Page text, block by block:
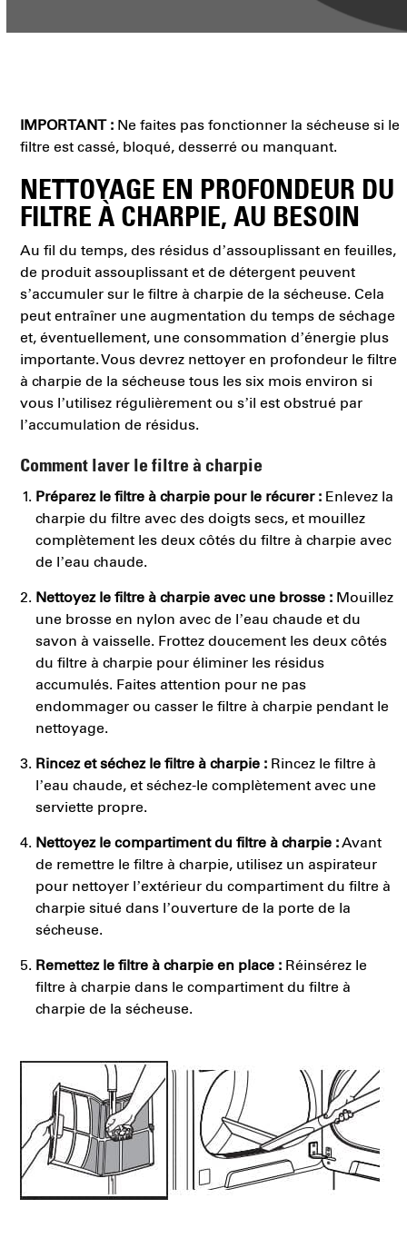
IMPORTANT : Ne faites pas fonctionner la sécheuse si le
filtre est cassé, bloqué, desserré ou manquant.
NETTOYAGE EN PROFONDEUR DU
FILTRE À CHARPIE, AU BESOIN
Au fil du temps, des résidus d’assouplissant en feuilles,
de produit assouplissant et de détergent peuvent
s’accumuler sur le filtre à charpie de la sécheuse. Cela
peut entraîner une augmentation du temps de séchage
et, éventuellement, une consommation d’énergie plus
importante. Vous devrez nettoyer en profondeur le filtre
à charpie de la sécheuse tous les six mois environ si
vous l’utilisez régulièrement ou s’il est obstrué par
l’accumulation de résidus.
Comment laver le filtre à charpie
Préparez le filtre à charpie pour le récurer : Enlevez la
charpie du filtre avec des doigts secs, et mouillez
complètement les deux côtés du filtre à charpie avec
de l’eau chaude.
Nettoyez le filtre à charpie avec une brosse : Mouillez
une brosse en nylon avec de l’eau chaude et du
savon à vaisselle. Frottez doucement les deux côtés
du filtre à charpie pour éliminer les résidus
accumulés. Faites attention pour ne pas
endommager ou casser le filtre à charpie pendant le
nettoyage.
Rincez et séchez le filtre à charpie : Rincez le filtre à
l’eau chaude, et séchez-le complètement avec une
serviette propre.
Nettoyez le compartiment du filtre à charpie :Avant
de remettre le filtre à charpie, utilisez un aspirateur
pour nettoyer l’extérieur du compartiment du filtre à
charpie situé dans l’ouverture de la porte de la
sécheuse.
Remettez le filtre à charpie en place : Réinsérez le
filtre à charpie dans le compartiment du filtre à
charpie de la sécheuse.